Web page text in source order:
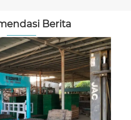
Berita
Ketahui Tentang
Penuh di Industri
>>